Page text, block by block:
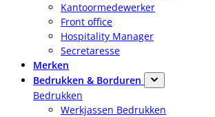
Kantoormedewerker
Front office
Hospitality Manager
Secretaresse
Merken
Bedrukken & Borduren
Bedrukken
Werkjassen Bedrukken